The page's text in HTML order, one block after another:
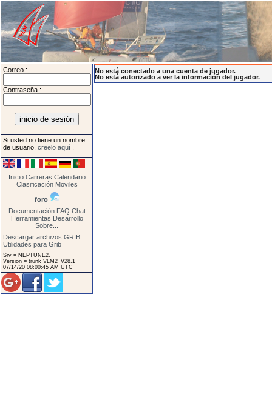
Correo :
Contraseña :
Si usted no tiene un nombre
de usuario, creelo aquí
Inicio Carreras Calendario
Clasificación Moviles
foro
Documentación FAQ Chat
Herramientas Desarrollo
Sobre...
Descargar archivos GRIB
Utilidades para Grib
Srv = NEPTUNE2.
Version = trunk VLM2_V28.1_
07/14/20 08:00:45 AM UTC
No está conectado a una cuenta de jugador.
No está autorizado a ver la información del jugador.